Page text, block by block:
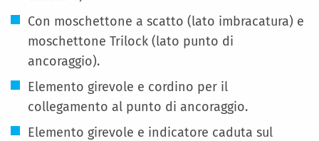
Con moschettone a scatto (lato imbracatura) e
moschettone Trilock (lato punto di
ancoraggio).
Elemento girevole e cordino per il
collegamento al punto di ancoraggio.
Elemento girevole e indicatore caduta sul